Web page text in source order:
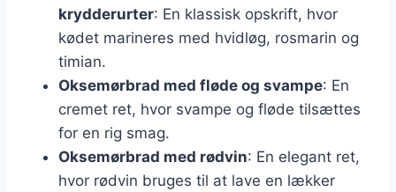
krydderurter: En klassisk opskrift, hvor
kødet marineres med hvidløg, rosmarin og
timian.
Oksemørbrad med fløde og svampe: En
cremet ret, hvor svampe og fløde tilsættes
for en rig smag.
Oksemørbrad med rødvin: En elegant ret,
hvor rødvin bruges til at lave en lækker